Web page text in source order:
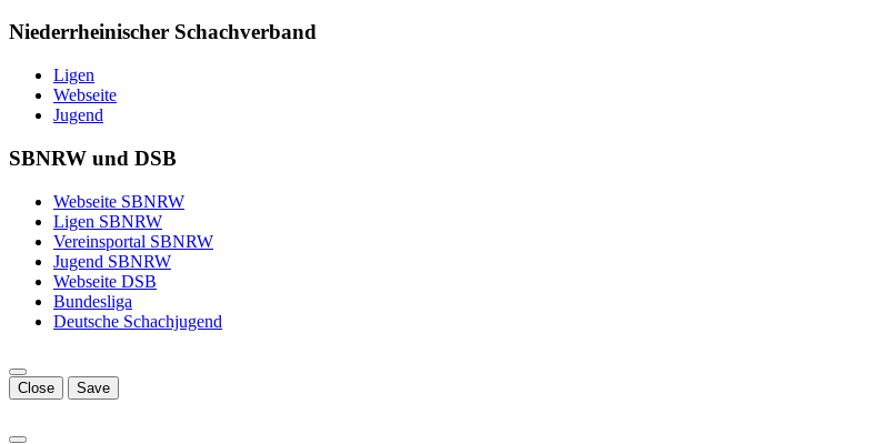
Niederrheinischer Schachverband
Ligen
Webseite
Jugend
SBNRW und DSB
Webseite SBNRW
Ligen SBNRW
Vereinsportal SBNRW
Jugend SBNRW
Webseite DSB
Bundesliga
Deutsche Schachjugend
Close Save